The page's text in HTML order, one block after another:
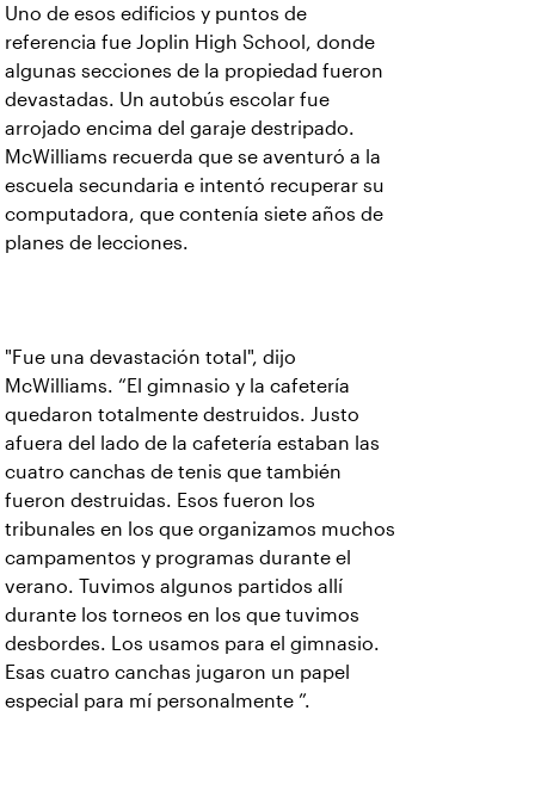
Uno de esos edificios y puntos de
referencia fue Joplin High School, donde
algunas secciones de la propiedad fueron
devastadas. Un autobús escolar fue
arrojado encima del garaje destripado.
McWilliams recuerda que se aventuró a la
escuela secundaria e intentó recuperar su
computadora, que contenía siete años de
planes de lecciones.
"Fue una devastación total", dijo
McWilliams. “El gimnasio y la cafetería
quedaron totalmente destruidos. Justo
afuera del lado de la cafetería estaban las
cuatro canchas de tenis que también
fueron destruidas. Esos fueron los
tribunales en los que organizamos muchos
campamentos y programas durante el
verano. Tuvimos algunos partidos allí
durante los torneos en los que tuvimos
desbordes. Los usamos para el gimnasio.
Esas cuatro canchas jugaron un papel
especial para mí personalmente ”.